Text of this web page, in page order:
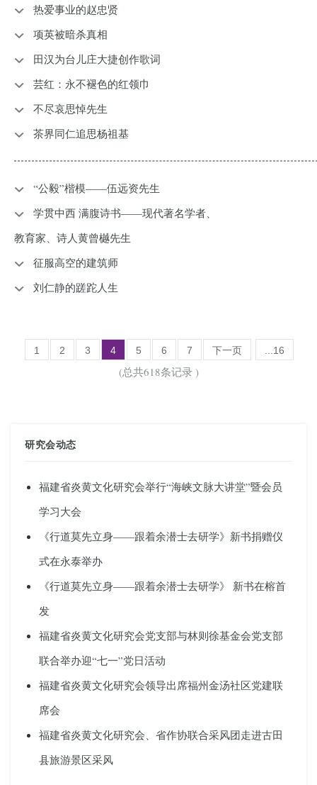
热爱事业的赵忠贤
项英被暗杀真相
田汉为台儿庄大捷创作歌词
​芸红：永不褪色的红领巾
不尽哀思悼先生
茶界同仁追思杨祖基
“公毅”楷模——伍远资先生
学贯中西 满腹诗书——现代著名学者、
教育家、诗人黄曾樾先生
征服高空的建筑师
刘仁静的蹉跎人生
1 2 3 4 5 6 7 下一页 ...16
(总共618条记录 )
研究会动态
福建省炎黄文化研究会举行“海峡文脉大讲堂”暨会员
学习大会
《行道莫先立身——跟着余潜士去研学》新书捐赠仪
式在永泰举办
《行道莫先立身——跟着余潜士去研学》 新书在榕首
发
福建省炎黄文化研究会党支部与林则徐基金会党支部
联合举办迎“七一”党日活动
福建省炎黄文化研究会领导出席福州金汤社区党建联
席会
福建省炎黄文化研究会、省作协联合采风团走进古田
县旅游景区采风